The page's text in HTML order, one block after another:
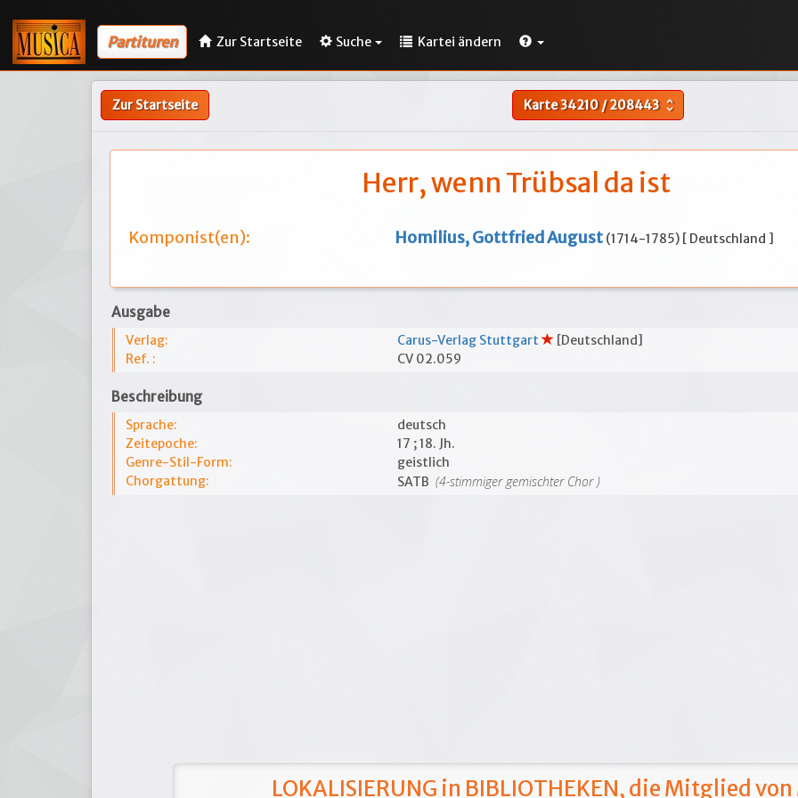
Partituren Zur Startseite Suche Kartei ändern
Zur Startseite Karte34210/208443 unfold_more
Herr, wenn Trübsal da ist
Komponist(en): Homilius, Gottfried August (1714-1785) [ Deutschland ]
Ausgabe
Verlag: Carus-Verlag Stuttgart
[Deutschland]
Ref. :
CV 02.059
Beschreibung
Sprache:
deutsch
Zeitepoche:
17 ; 18. Jh.
Genre-Stil-Form:
geistlich
Chorgattung:
SATB (4-stimmiger gemischter Chor )
LOKALISIERUNG in BIBLIOTHEKEN, die Mitglied von